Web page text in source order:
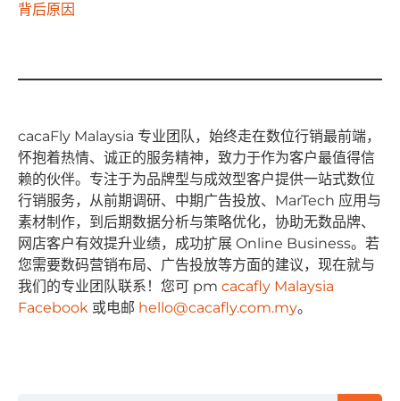
背后原因
cacaFly Malaysia 专业团队，始终⾛在数位⾏销最前端，
怀抱着热情、诚正的服务精神，致⼒于作为客户最值得信
赖的伙伴。专注于为品牌型与成效型客户提供⼀站式数位
⾏销服务，从前期调研、中期⼴告投放、MarTech 应⽤与
素材制作，到后期数据分析与策略优化，协助⽆数品牌、
⽹店客户有效提升业绩，成功扩展 Online Business。若
您需要数码营销布局、⼴告投放等⽅⾯的建议，现在就与
我们的专业团队联系！您可 pm cacafly Malaysia
Facebook 或电邮 hello@cacafly.com.my。